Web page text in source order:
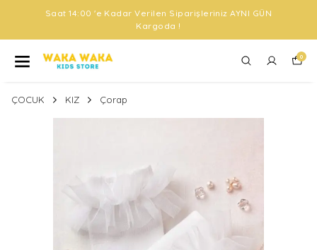
Saat 14:00 'e Kadar Verilen Siparişleriniz AYNI GÜN
Kargoda !
0
ÇOCUK KIZ Çorap